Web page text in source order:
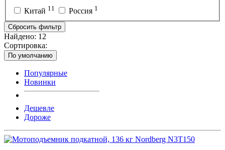
Китай 11 Россия 1
Сбросить фильтр
Найдено: 12
Сортировка:
По умолчанию
Популярные
Новинки
Дешевле
Дороже